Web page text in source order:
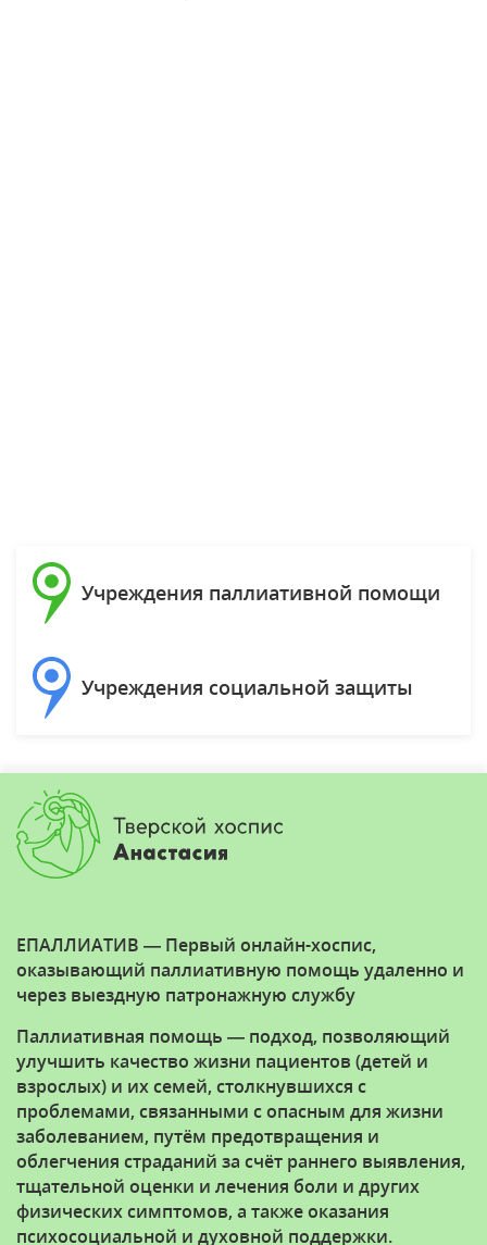
Учреждения паллиативной помощи
Учреждения социальной защиты
ЕПАЛЛИАТИВ — Первый онлайн-хоспис,
оказывающий паллиативную помощь удаленно и
через выездную патронажную службу
Паллиативная помощь — подход, позволяющий
улучшить качество жизни пациентов (детей и
взрослых) и их семей, столкнувшихся с
проблемами, связанными с опасным для жизни
заболеванием, путём предотвращения и
облегчения страданий за счёт раннего выявления,
тщательной оценки и лечения боли и других
физических симптомов, а также оказания
психосоциальной и духовной поддержки.